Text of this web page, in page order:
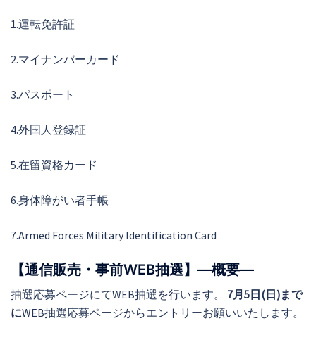
1.運転免許証
2.マイナンバーカード
3.パスポート
4.外国人登録証
5.在留資格カード
6.身体障がい者手帳
7.Armed Forces Military Identification Card
【通信販売・事前WEB抽選】―概要―
抽選応募ページにてWEB抽選を行います。 7月5日(日)まで
にWEB抽選応募ページからエントリーお願いいたします。